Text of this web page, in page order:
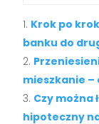
Krok po
banku do
mieszkanie –
Czy można
hipoteczny